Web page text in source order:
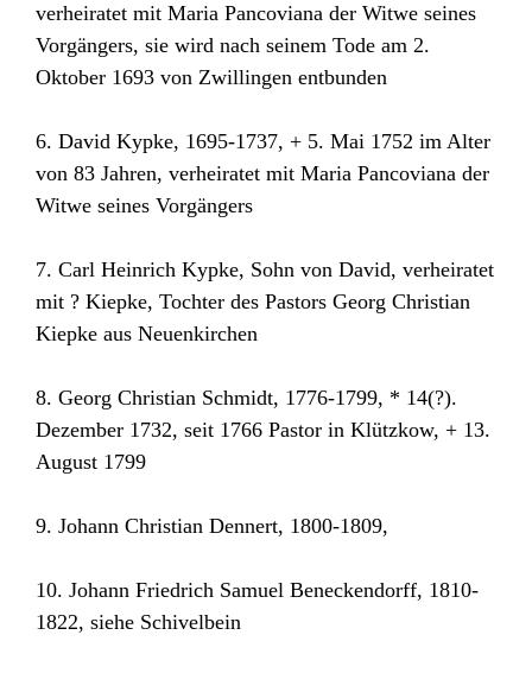
verheiratet mit Maria Pancoviana der Witwe seines
Vorgängers, sie wird nach seinem Tode am 2.
Oktober 1693 von Zwillingen entbunden
6. David Kypke, 1695-1737, + 5. Mai 1752 im Alter
von 83 Jahren, verheiratet mit Maria Pancoviana der
Witwe seines Vorgängers
7. Carl Heinrich Kypke, Sohn von David, verheiratet
mit ? Kiepke, Tochter des Pastors Georg Christian
Kiepke aus Neuenkirchen
8. Georg Christian Schmidt, 1776-1799, * 14(?).
Dezember 1732, seit 1766 Pastor in Klützkow, + 13.
August 1799
9. Johann Christian Dennert, 1800-1809,
10. Johann Friedrich Samuel Beneckendorff, 1810-
1822, siehe Schivelbein